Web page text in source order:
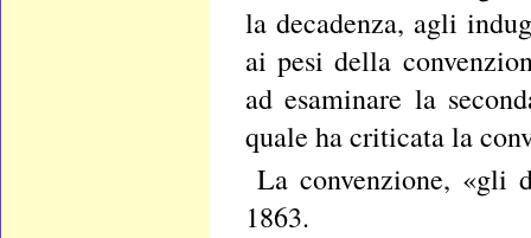
la decadenza, agli
ai pesi della
ad esaminare la
quale ha criticata la
La convenzione, «gli
1863.